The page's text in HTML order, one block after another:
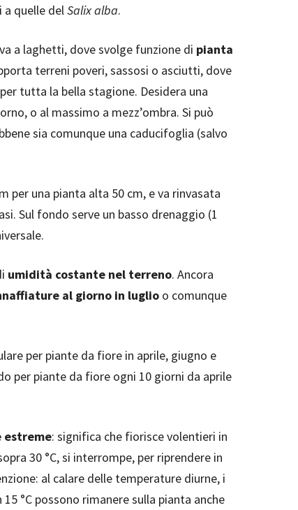
quelle delSalix alba.
a laghetti, dove svolge funzione di pianta
terreni poveri, sassosi o asciutti, dove
tutta la bella stagione. Desidera una
o al massimo a mezz’ombra. Si può
sia comunque una caducifoglia (salvo
per una pianta alta 50 cm, e va rinvasata
Sul fondo serve un basso drenaggio (1
umidità costante nel terreno. Ancora
al giorno in luglio o comunque
per piante da fiore in aprile, giugno e
per piante da fiore ogni 10 giorni da aprile
estreme: significa che fiorisce volentieri in
30 °C, si interrompe, per riprendere in
al calare delle temperature diurne, i
°C possono rimanere sulla pianta anche